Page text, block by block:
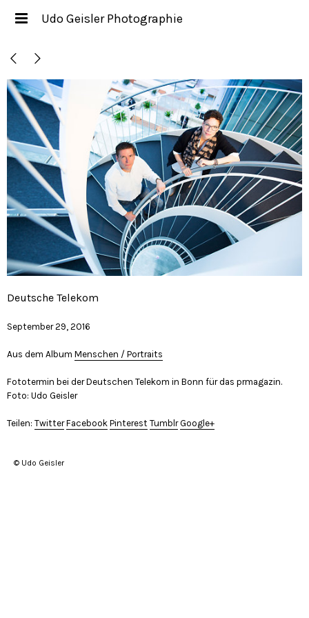
Udo Geisler Photographie
Deutsche Telekom
September 29, 2016
Aus dem Album Menschen / Portraits
Fototermin bei der Deutschen Telekom in Bonn für das prmagazin.
Foto: Udo Geisler
Teilen: Twitter Facebook Pinterest Tumblr Google+
© Udo Geisler